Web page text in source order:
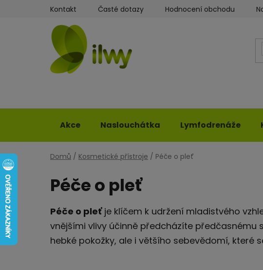
Kontakt Časté dotazy Hodnocení obchodu
Akce Naslouchátka Lymfodrenáže
Domů / Kosmetické přístroje / Péče o pleť
Péče o pleť
Péče o pleťje klíčem k udržení mladistvého
vnějšími vlivy účinně předcházíte předčasnému
hebké pokožky, ale i většího sebevědomí, které